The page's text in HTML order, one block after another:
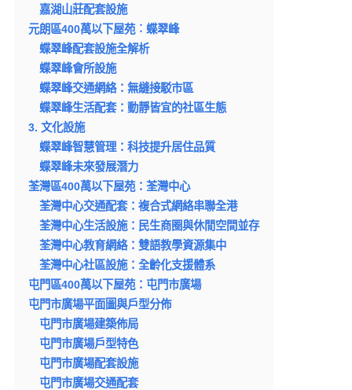
嘉湖山莊配套設施
元朗區400萬以下屋苑︰蝶翠峰
蝶翠峰配套設施全解析
蝶翠峰會所設施
蝶翠峰交通網絡：無縫接駁市區
蝶翠峰生活配套：動靜皆宜的社區生態
3. 文化設施
蝶翠峰智慧管理：科技提升居住品質
蝶翠峰未來發展潛力
荃灣區400萬以下屋苑：荃灣中心
荃灣中心交通配套：複合式網絡串聯全港
荃灣中心生活設施：民生商圈與休閒空間並存
荃灣中心教育網絡：雙語教學資源集中
荃灣中心社區設施：全齡化支援體系
屯門區400萬以下屋苑：屯門市廣場
屯門市廣場平面圖與戶型分佈
屯門市廣場建築佈局
屯門市廣場戶型特色
屯門市廣場配套設施
屯門市廣場交通配套